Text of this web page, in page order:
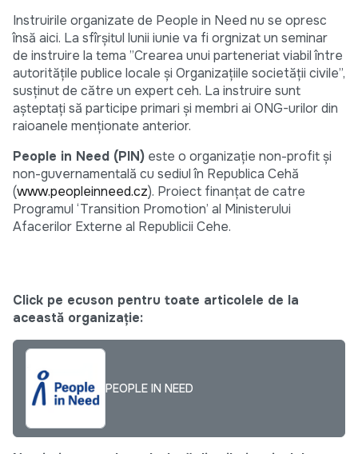
Instruirile organizate de People in Need nu se opresc
însă aici. La sfîrșitul lunii iunie va fi orgnizat un seminar
de instruire la tema ”Crearea unui parteneriat viabil între
autoritățile publice locale și Organizațiile societății civile”,
susținut de către un expert ceh. La instruire sunt
așteptați să participe primari și membri ai ONG-urilor din
raioanele menționate anterior.
People in Need (PIN) este o organizaţie non-profit şi
non-guvernamentală cu sediul în Republica Cehă
(www.peopleinneed.cz). Proiect finanţat de catre
Programul ‘Transition Promotion’ al Ministerului
Afacerilor Externe al Republicii Cehe.
Click pe ecuson pentru toate articolele de la
această organizație:
PEOPLE IN NEED